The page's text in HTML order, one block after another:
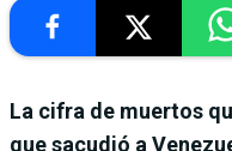
La cifra de muertos
que sacudió a